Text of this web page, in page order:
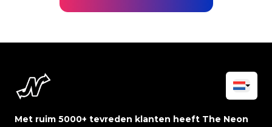
Met ruim 5000+ tevreden klanten heeft The Neon